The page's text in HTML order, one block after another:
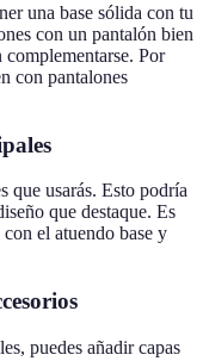
una base sólida con tu
con un pantalón bien
Por
con pantalones
que usarás. Esto podría
que destaque. Es
el atuendo base y
puedes añadir capas